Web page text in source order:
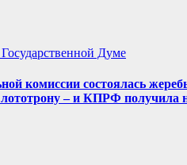
Думе
комиссии состоялась
– и КПРФ получила